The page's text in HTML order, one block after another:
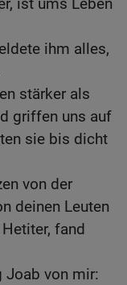
ist ums Leben
ihm alles,
stärker als
griffen uns auf
sie bis dicht
von der
deinen Leuten
fand
Joab von mir: